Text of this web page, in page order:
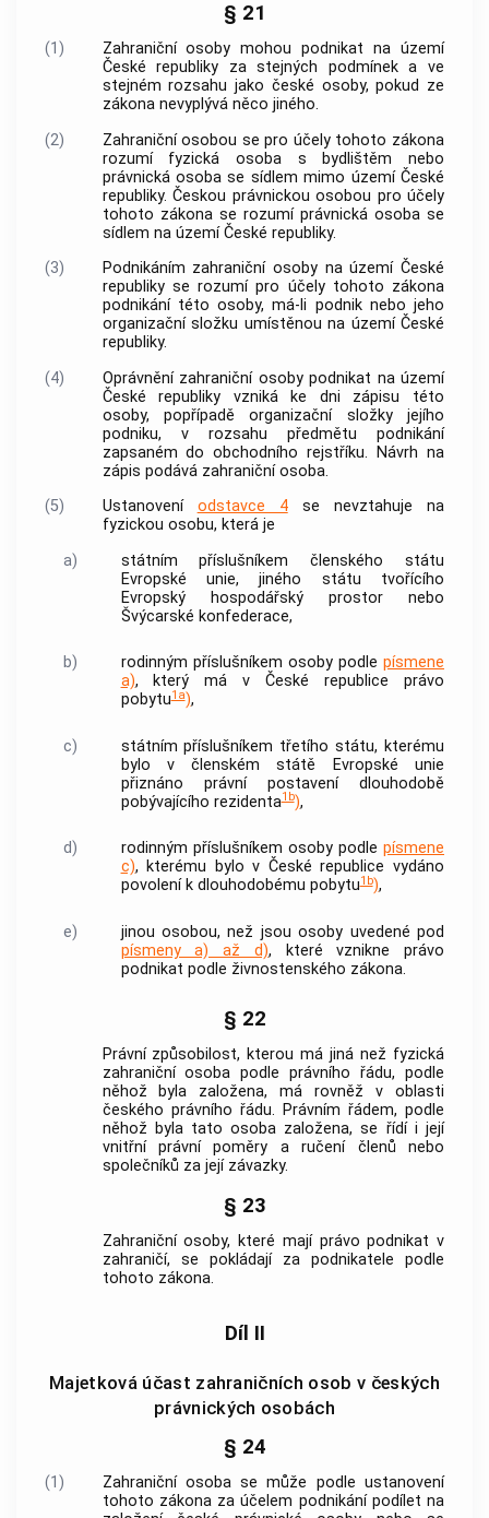
§ 21
(1) Zahraniční osoby mohou podnikat na území
České republiky za stejných podmínek a ve
stejném rozsahu jako české osoby, pokud ze
zákona nevyplývá něco jiného.
(2)
Zahraniční osobou se pro účely tohoto zákona
rozumí fyzická osoba s bydlištěm nebo
právnická osoba se sídlem mimo území České
republiky. Českou právnickou osobou pro účely
tohoto zákona se rozumí právnická osoba se
sídlem na území České republiky.
(3)
Podnikáním zahraniční osoby na území České
republikyse rozumí pro účely tohoto zákona
podnikánítéto osoby, má-li podniknebo jeho
organizační složku umístěnou na území České
republiky.
(4)
Oprávnění zahraniční osobypodnikat na území
České republiky vzniká ke dni zápisu této
osoby, popřípadě organizační složky jejího
podniku, v rozsahu předmětu podnikání
zapsaném do obchodního rejstříku. Návrh na
zápis podává zahraniční osoba.
(5)
Ustanovení odstavce 4se nevztahuje na
fyzickou osobu, která je
a)
státním příslušníkem členského státu
Evropské unie, jiného státu tvořícího
Evropský hospodářský prostor nebo
Švýcarské konfederace,
b) rodinným příslušníkem osoby podle písmene
a), který má v České republice právo
pobytu1a),
c)
státním příslušníkem třetího státu, kterému
bylo v členském státě Evropské unie
přiznáno právní postavení dlouhodobě
pobývajícího rezidenta1b),
d) rodinným příslušníkem osoby podle písmene
c), kterému bylo v České republice vydáno
povolení k dlouhodobému pobytu1b),
e)
jinou osobou, než jsou osoby uvedené pod
písmeny a) až d), které vznikne právo
podnikat podle živnostenského zákona.
§ 22
Právní způsobilost, kterou má jiná než fyzická
zahraniční osoba podle právního řádu, podle
něhož byla založena, má rovněž v oblasti
českého právního řádu. Právním řádem, podle
něhož byla tato osoba založena, se řídí i její
vnitřní právní poměry a ručení členů nebo
společníků za její závazky.
§ 23
Zahraniční osoby, které mají právo podnikat v
zahraničí, se pokládají za podnikatele podle
tohoto zákona.
Díl II
Majetková účast zahraničních osob v českých
právnických osobách
§ 24
(1) Zahraniční osobase může podle ustanovení
tohoto zákona za účelem podnikánípodílet na